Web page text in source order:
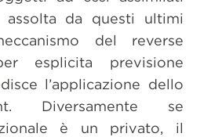
assolta da questi ultimi
del reverse
esplicita previsione
l’applicazione dello
Diversamente se
è un privato, il